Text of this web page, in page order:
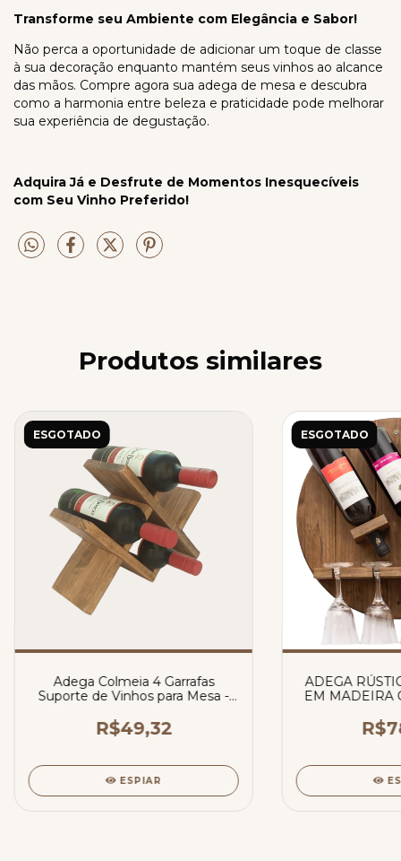
Transforme seu Ambiente com Elegância e Sabor!
Não perca a oportunidade de adicionar um toque de classe
à sua decoração enquanto mantém seus vinhos ao alcance
das mãos. Compre agora sua adega de mesa e descubra
como a harmonia entre beleza e praticidade pode melhorar
sua experiência de degustação.
Adquira Já e Desfrute de Momentos Inesquecíveis
com Seu Vinho Preferido!
Produtos similares
ESGOTADO
Adega Colmeia 4 Garrafas
Suporte de Vinhos para Mesa -
R$49,32
ESPIAR
ESGOTADO
ADEGA
EM MADEIRA